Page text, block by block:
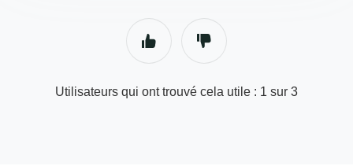
Utilisateurs qui ont trouvé cela utile : 1 sur 3